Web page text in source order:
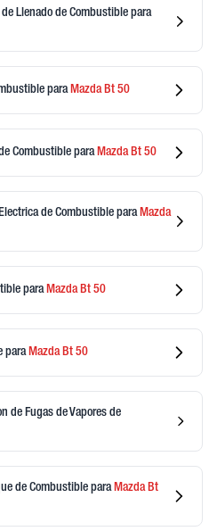
Llenado de Combustible para
para MazdaBt 50
Combustible para MazdaBt 50
de Combustible paraMazda
para MazdaBt 50
para MazdaBt 50
de Fugas de Vapores de
de Combustible paraMazdaBt